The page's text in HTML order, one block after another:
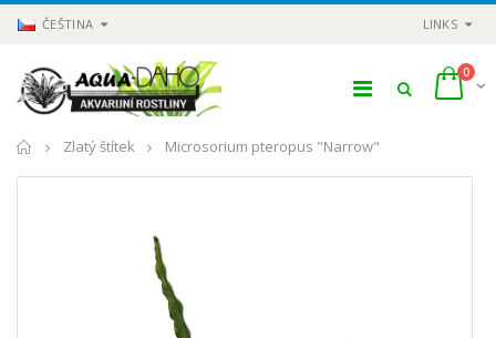
ČEŠTINA LINKS
0
Domů
Zlatý štítek Microsorium pteropus "Narrow"